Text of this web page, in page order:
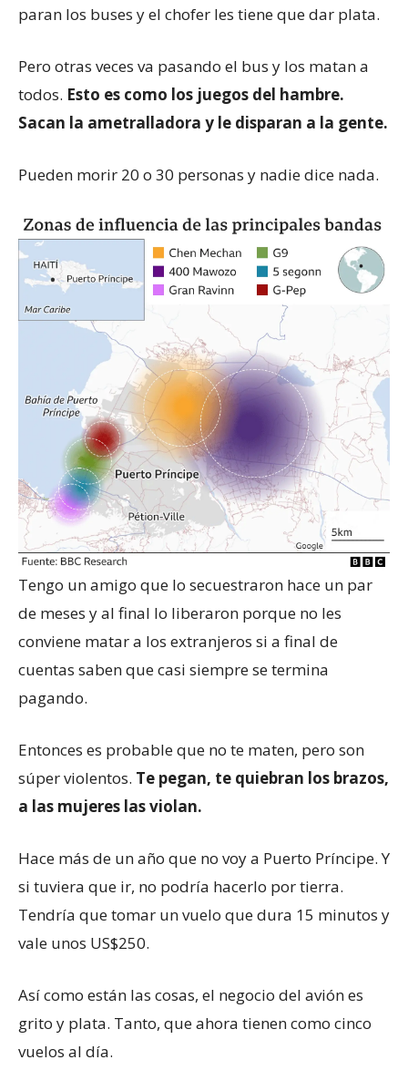
paran los buses y el chofer les tiene que dar plata.
Pero otras veces va pasando el bus y los matan a
todos. Esto es como los juegos del hambre.
Sacan la ametralladora y le disparan a la gente.
Pueden morir 20 o 30 personas y nadie dice nada.
Tengo un amigo que lo secuestraron hace un par
de meses y al final lo liberaron porque no les
conviene matar a los extranjeros si a final de
cuentas saben que casi siempre se termina
pagando.
Entonces es probable que no te maten, pero son
súper violentos. Te pegan, te quiebran los brazos,
a las mujeres las violan.
Hace más de un año que no voy a Puerto Príncipe. Y
si tuviera que ir, no podría hacerlo por tierra.
Tendría que tomar un vuelo que dura 15 minutos y
vale unos US$250.
Así como están las cosas, el negocio del avión es
grito y plata. Tanto, que ahora tienen como cinco
vuelos al día.